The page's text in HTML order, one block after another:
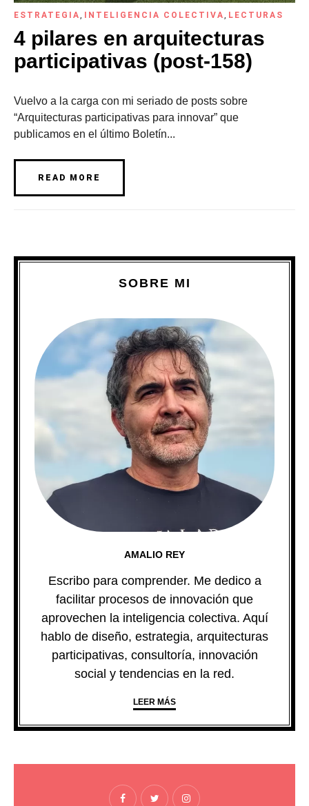
ESTRATEGIA, INTELIGENCIA COLECTIVA, LECTURAS
4 pilares en arquitecturas
participativas (post-158)
Vuelvo a la carga con mi seriado de posts sobre
“Arquitecturas participativas para innovar” que
publicamos en el último Boletín...
READ MORE
SOBRE MI
AMALIO REY
Escribo para comprender. Me dedico a
facilitar procesos de innovación que
aprovechen la inteligencia colectiva. Aquí
hablo de diseño, estrategia, arquitecturas
participativas, consultoría, innovación
social y tendencias en la red.
LEER MÁS